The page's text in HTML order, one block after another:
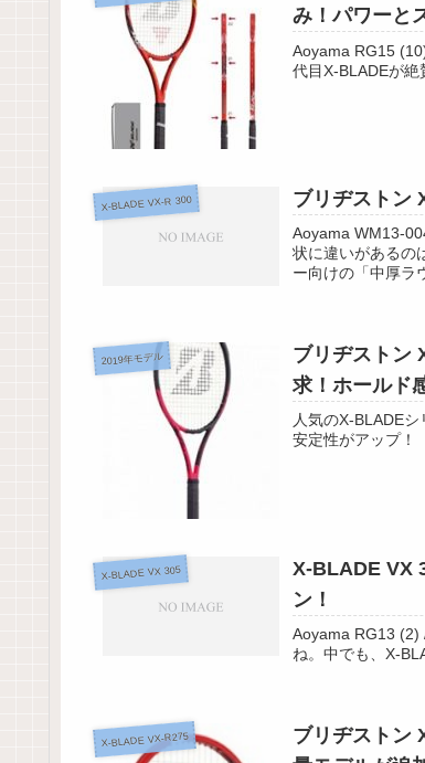
み！パワーと
Aoyama RG15
代目X-BLADEが絶
X-BLADE VX-R 300 ブリヂストン
Aoyama WM13-
状に違いがあるの
ー向けの「中厚ラ
2019年モデル
ブリヂストン
求！ホールド
人気のX-BLADE
安定性がアップ！
X-BLADE VX 305
X-BLADE VX
ン！
Aoyama RG13 (2)
ね。中でも、X-
X-BLADE VX-R275
ブリヂストン